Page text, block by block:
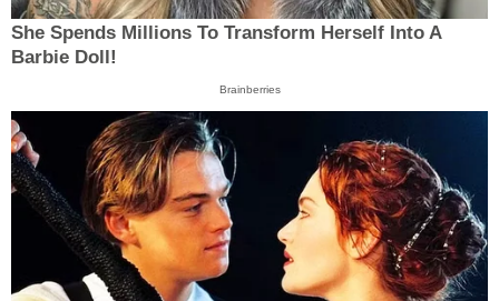
She Spends Millions To Transform Herself Into A
Barbie Doll!
Brainberries